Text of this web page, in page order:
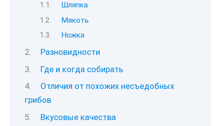
Шляпка
Мякоть
Ножка
Разновидности
Где и когда собирать
Отличия от похожих несъедобных
грибов
Вкусовые качества